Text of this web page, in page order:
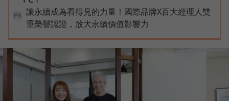
PR
讓永續成為看得見的力量！國際品牌X百大經理人雙
重榮譽認證，放大永續價值影響力